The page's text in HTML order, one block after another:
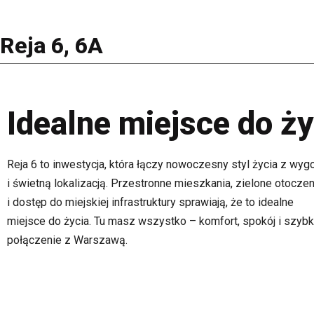
Reja 6, 6A
Idealne miejsce do
Reja 6 to inwestycja, która łączy nowoczesny styl życia z
i świetną lokalizacją. Przestronne mieszkania, zielone
i dostęp do miejskiej infrastruktury sprawiają, że to idealne
miejsce do życia. Tu masz wszystko – komfort, spokój i
połączenie z Warszawą.